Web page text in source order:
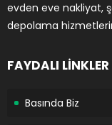
evden eve nakliyat,
depolama
FAYDALI LİNKLER
Basında Biz